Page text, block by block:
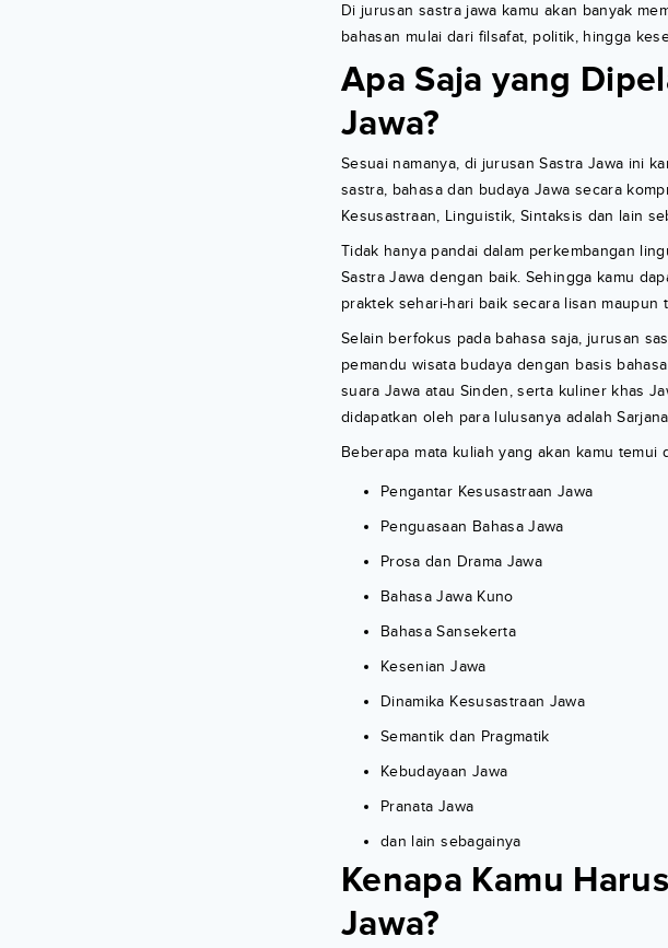
Di jurusan sastra jawa kamu akan banyak
bahasan mulai dari filsafat, politik, hingga
Apa Saja yang
Jawa?
Sesuai namanya, di jurusan Sastra Jawa ini
sastra, bahasa dan budaya Jawa secara
Kesusastraan, Linguistik, Sintaksis dan lain
Tidak hanya pandai dalam perkembangan
Sastra Jawa dengan baik. Sehingga kamu
praktek sehari-hari baik secara lisan maupun
Selain berfokus pada bahasa saja, jurusan
pemandu wisata budaya dengan basis
suara Jawa atau Sinden, serta kuliner khas
didapatkan oleh para lulusanya adalah
Beberapa mata kuliah yang akan kamu temui
Pengantar Kesusastraan Jawa
Penguasaan Bahasa Jawa
Prosa dan Drama Jawa
Bahasa Jawa Kuno
Bahasa Sansekerta
Kesenian Jawa
Dinamika Kesusastraan Jawa
Semantik dan Pragmatik
Kebudayaan Jawa
Pranata Jawa
dan lain sebagainya
Kenapa Kamu
Jawa?